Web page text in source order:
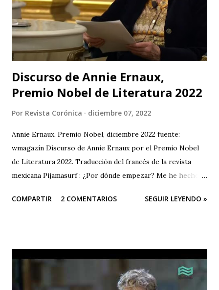
ya que el teatro físico tiene un lugar muy importante en la
escena Portuguesa), posteriormente irán a Valencia y
Barcelona. Juan Carlos Agudelo P...
Discurso de Annie Ernaux,
Premio Nobel de Literatura 2022
Por Revista Corónica diciembre 07, 2022
Annie Ernaux, Premio Nobel, diciembre 2022 fuente:
wmagazín Discurso de Annie Ernaux por el Premio Nobel
de Literatura 2022. Traducción del francés de la revista
mexicana Pijamasurf : ¿Por dónde empezar? Me he hecho
blanco. Como si tuviera que encontrar la frase, la única, que
verdad me está pasando esto a mí?– mi imaginación me
presenta con un miedo creciente, es la misma necesidad la
que me abruma. Encontrar la frase que me dé la libertad y la
COMPARTIR 2 COMENTARIOS SEGUIR LEYENDO »